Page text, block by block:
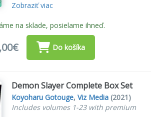
Zobraziť viac
na sklade, posielame ihneď.
Do košíka
Demon Slayer Complete Box Set
Koyoharu Gotouge,Viz Media (2021)
Includes volumes 1-23 with premium